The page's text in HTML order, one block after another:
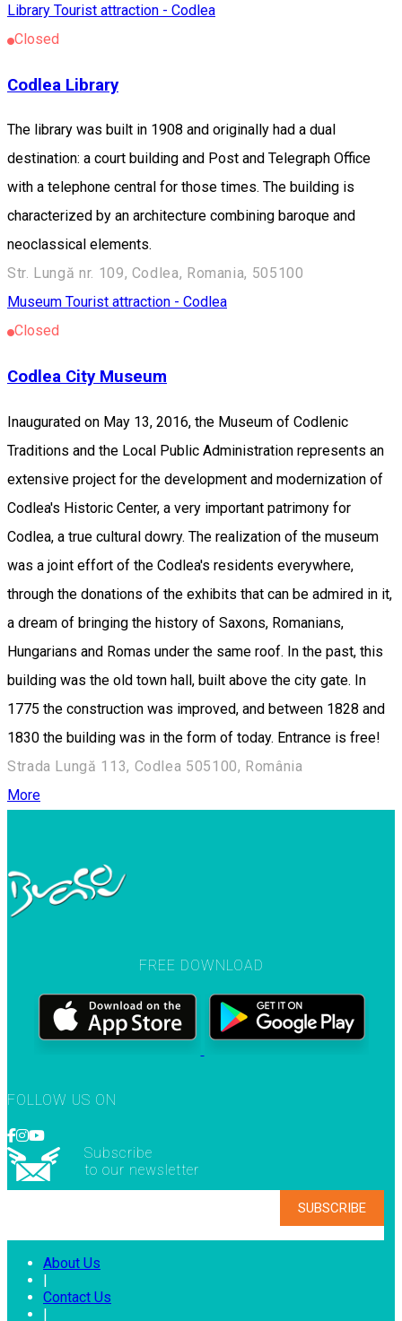
Library Tourist attraction - Codlea
Closed
Codlea Library
The library was built in 1908 and originally had a dual
destination: a court building and Post and Telegraph Office
with a telephone central for those times. The building is
characterized by an architecture combining baroque and
neoclassical elements.
Str. Lungă nr. 109, Codlea, Romania, 505100
Museum Tourist attraction - Codlea
Closed
Codlea City Museum
Inaugurated on May 13, 2016, the Museum of Codlenic
Traditions and the Local Public Administration represents an
extensive project for the development and modernization of
Codlea's Historic Center, a very important patrimony for
Codlea, a true cultural dowry. The realization of the museum
was a joint effort of the Codlea's residents everywhere,
through the donations of the exhibits that can be admired in it,
a dream of bringing the history of Saxons, Romanians,
Hungarians and Romas under the same roof. In the past, this
building was the old town hall, built above the city gate. In
1775 the construction was improved, and between 1828 and
1830 the building was in the form of today. Entrance is free!
Strada Lungă 113, Codlea 505100, România
More
FREE DOWNLOAD
FOLLOW US ON
Subscribe
to our newsletter
About Us
Contact Us